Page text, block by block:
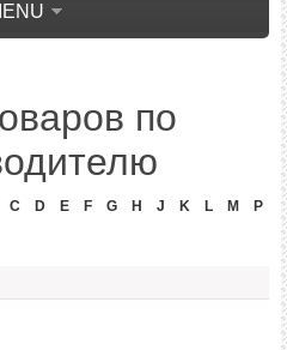
по
C D E F G H J K L M
P